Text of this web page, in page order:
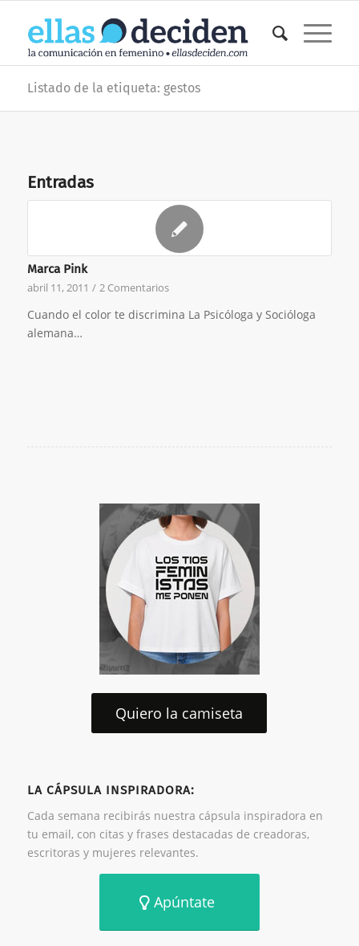
Listado de la etiqueta: gestos
Entradas
Marca Pink
abril 11, 2011 / 2 Comentarios
Cuando el color te discrimina La Psicóloga y Socióloga
alemana…
Quiero la camiseta
LA CÁPSULA INSPIRADORA:
Cada semana recibirás nuestra cápsula inspiradora en
tu email, con citas y frases destacadas de creadoras,
escritoras y mujeres relevantes.
Apúntate